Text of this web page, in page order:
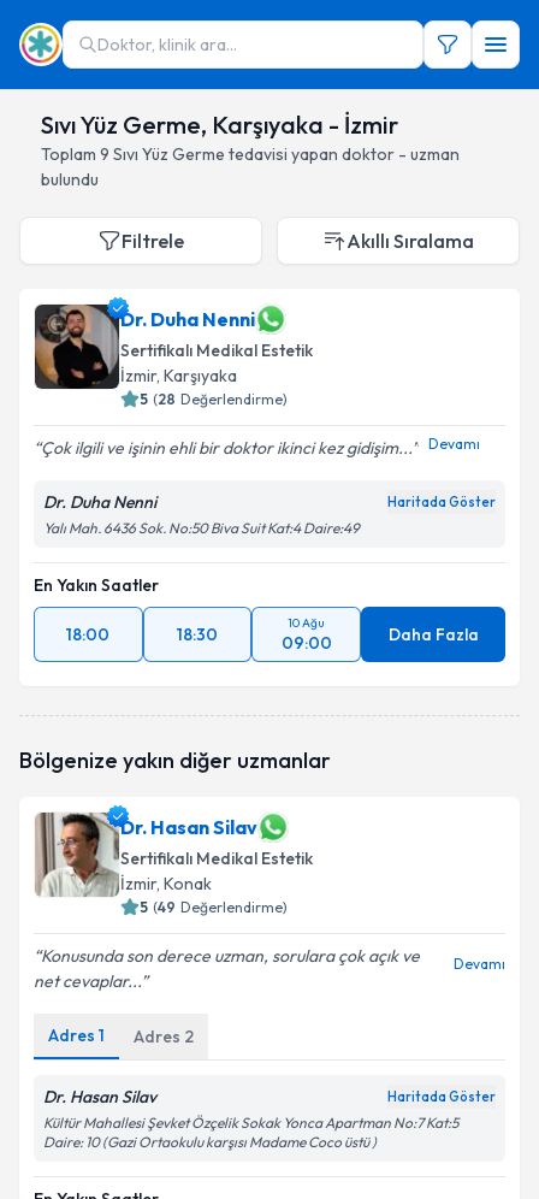
Doktor, klinik ara...
Sıvı Yüz Germe, Karşıyaka - İzmir
Toplam 9 Sıvı Yüz Germe tedavisi yapan doktor - uzman
bulundu
Filtrele Akıllı Sıralama
Dr. Duha Nenni
Sertifikalı Medikal Estetik
İzmir, Karşıyaka
5 (28 Değerlendirme)
Çok ilgili ve işinin ehli bir doktor ikinci kez gidişim... Devamı
Dr. Duha Nenni Haritada Göster
Yalı Mah. 6436 Sok. No:50 Biva Suit Kat:4 Daire:49
En Yakın Saatler
18:00 18:30
10 Ağu
09:00 Daha Fazla
Bölgenize yakın diğer uzmanlar
Dr. Hasan Silav
Sertifikalı Medikal Estetik
İzmir, Konak
5 (49 Değerlendirme)
Konusunda son derece uzman, sorulara çok açık ve
net cevaplar...
Devamı
Adres 1 Adres 2
Dr. Hasan Silav Haritada Göster
Kültür Mahallesi Şevket Özçelik Sokak Yonca Apartman No:7 Kat:5
Daire: 10 (Gazi Ortaokulu karşısı Madame Coco üstü )